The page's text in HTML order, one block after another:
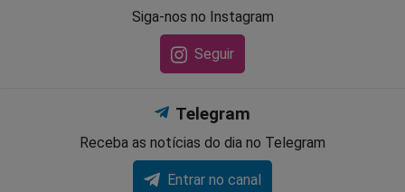
Siga-nos no Instagram
Seguir
Telegram
Receba as notícias do dia no Telegram
Entrar no canal